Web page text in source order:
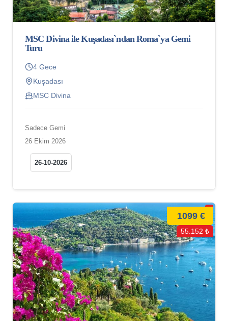
MSC Divina ile Kuşadası`ndan Roma`ya Gemi
Turu
4 Gece
Kuşadası
MSC Divina
Sadece Gemi
26 Ekim 2026
26-10-2026
1099 €
55.152 ₺